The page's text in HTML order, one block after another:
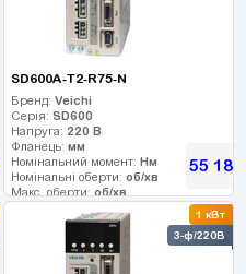
грн
SD600A-T2-R75-N
Бренд: Veichi
Серія: SD600
Напруга: 220 В
Фланець: мм
Номінальний момент: Нм
Номінальні оберти: об/хв
Макс. оберти: об/хв
55 188
1 кВт
3-ф/220В